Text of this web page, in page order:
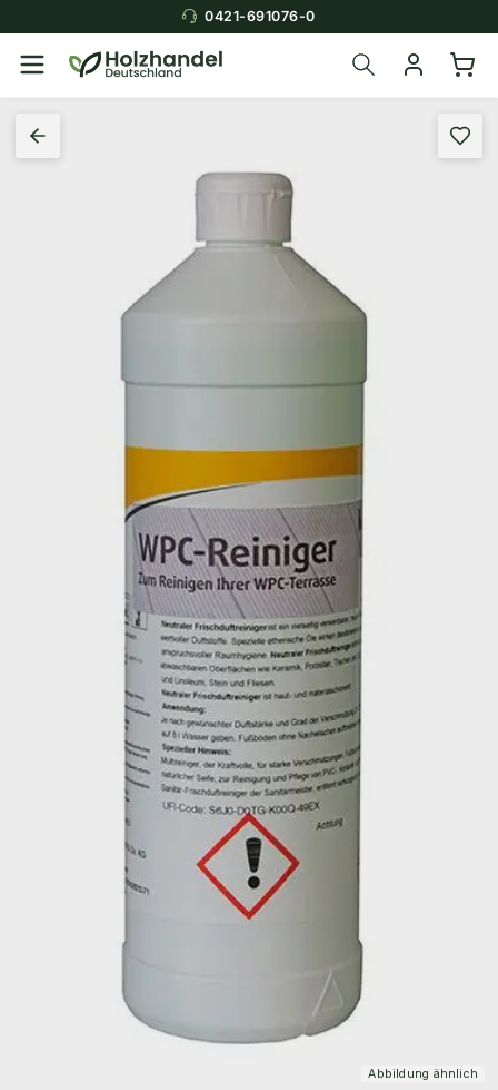
0421-691076-0
Abbildung ähnlich